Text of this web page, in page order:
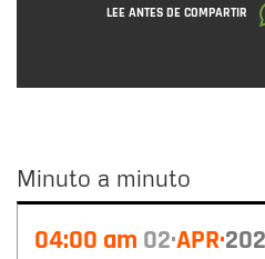
LEE ANTES DE COMPARTIR
Minuto a minuto
04:00 am 02 APR